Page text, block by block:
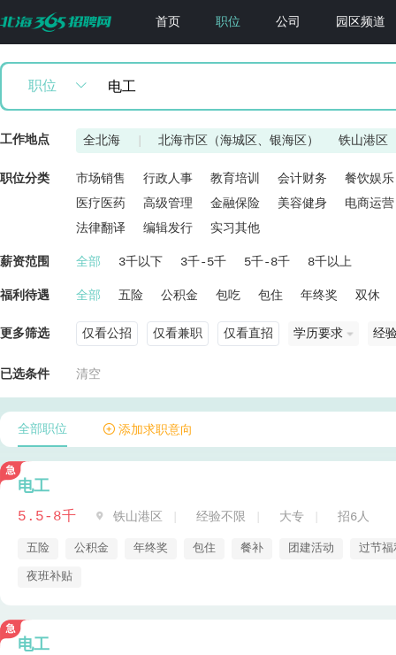
首页 职位 公司 园区频道
职位
工作地点 全北海 北海市区（海城区、银海区） 铁山港区
职位分类 市场销售 行政人事 教育培训 会计财务
餐饮娱乐
医疗医药
高级管理 金融保险 美容健身
电商运营
法律翻译
编辑发行 实习其他
薪资范围 全部 3千以下 3千-5千 5千-8千 8千以上
福利待遇 全部 五险 公积金 包吃 包住 年终奖 双休
更多筛选 仅看公招 仅看兼职 仅看直招 学历要求 经
已选条件 清空
全部职位  添加求职意向
电工
5.5-8千  铁山港区 经验不限 大专 招6人
五险 公积金 年终奖 包住 餐补 团建活动 过节福
夜班补贴
电工